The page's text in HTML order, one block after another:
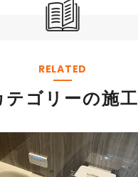
RELATED
テゴリーの施